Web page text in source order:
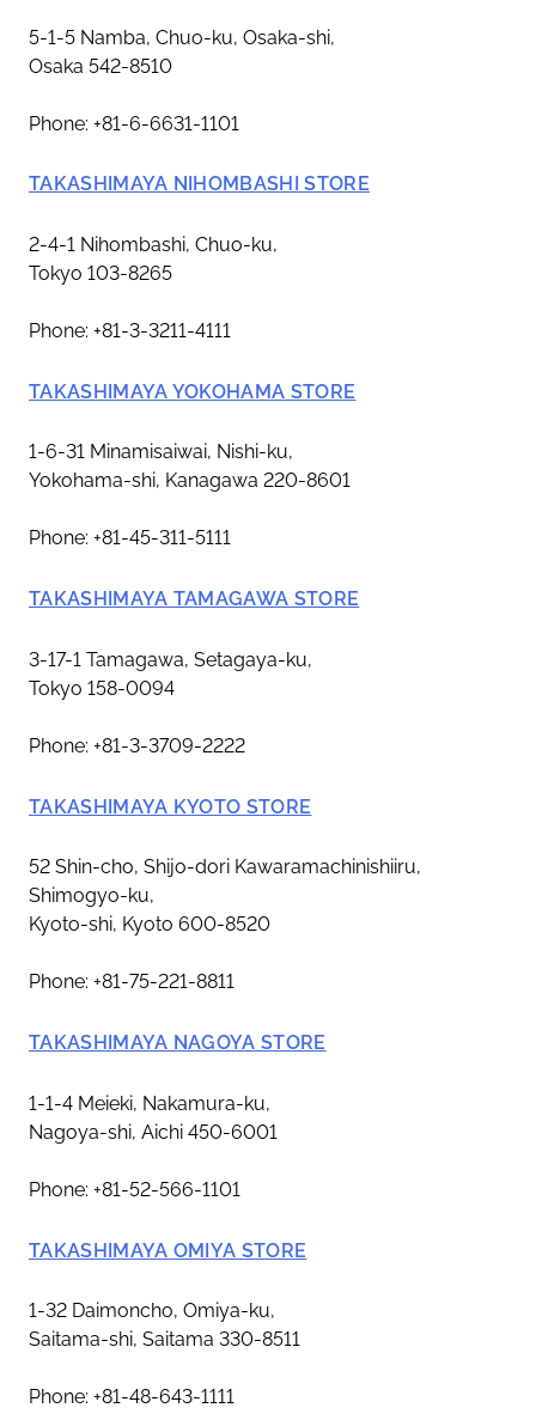
5-1-5 Namba, Chuo-ku, Osaka-shi,
Osaka 542-8510
Phone: +81-6-6631-1101
TAKASHIMAYA NIHOMBASHI STORE
2-4-1 Nihombashi, Chuo-ku,
Tokyo 103-8265
Phone: +81-3-3211-4111
TAKASHIMAYA YOKOHAMA STORE
1-6-31 Minamisaiwai, Nishi-ku,
Yokohama-shi, Kanagawa 220-8601
Phone: +81-45-311-5111
TAKASHIMAYA TAMAGAWA STORE
3-17-1 Tamagawa, Setagaya-ku,
Tokyo 158-0094
Phone: +81-3-3709-2222
TAKASHIMAYA KYOTO STORE
52 Shin-cho, Shijo-dori Kawaramachinishiiru,
Shimogyo-ku,
Kyoto-shi, Kyoto 600-8520
Phone: +81-75-221-8811
TAKASHIMAYA NAGOYA STORE
1-1-4 Meieki, Nakamura-ku,
Nagoya-shi, Aichi 450-6001
Phone: +81-52-566-1101
TAKASHIMAYA OMIYA STORE
1-32 Daimoncho, Omiya-ku,
Saitama-shi, Saitama 330-8511
Phone: +81-48-643-1111